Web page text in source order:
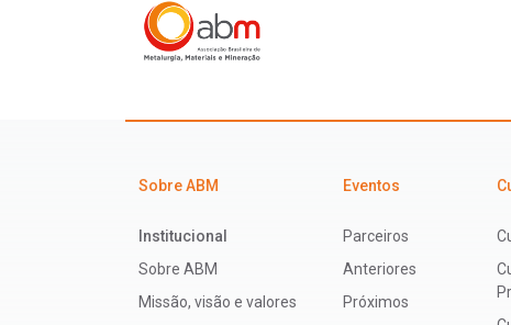
Sobre ABM
Institucional
Sobre ABM
Missão, visão e valores
Eventos
Parceiros
Anteriores
Próximos